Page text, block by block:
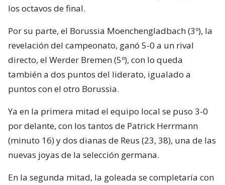
los octavos de final.
Por su parte, el Borussia Moenchengladbach (3º), la
revelación del campeonato, ganó 5-0 a un rival
directo, el Werder Bremen (5º), con lo queda
también a dos puntos del liderato, igualado a
puntos con el otro Borussia.
Ya en la primera mitad el equipo local se puso 3-0
por delante, con los tantos de Patrick Herrmann
(minuto 16) y dos dianas de Reus (23, 38), una de las
nuevas joyas de la selección germana.
En la segunda mitad, la goleada se completaría con